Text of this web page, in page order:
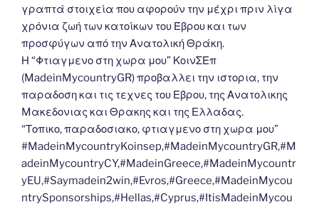
γραπτά στοιχεία που αφορούν την μέχρι πριν λίγα
χρόνια ζωή των κατοίκων του Έβρου και των
προσφύγων από την Ανατολική Θράκη.
Η “Φτιαγμενο στη χωρα μου” ΚοινΣΕπ
(MadeinMycountryGR) προβαλλει την ιστορια, την
παραδοση και τις τεχνες του Εβρου, της Ανατολικης
Mακεδονιας και Θρακης και της Ελλαδας.
“Τοπικο, παραδοσιακο, φτιαγμενο στη χωρα μου”
#MadeinMycountryKoinsep,#MadeinMycountryGR,#M
adeinMycountryCY,#MadeinGreece,#MadeinMycountr
yEU,#Saymadein2win,#Evros,#Greece,#MadeinMycou
ntrySponsorships,#Hellas,#Cyprus,#ItisMadeinMycou